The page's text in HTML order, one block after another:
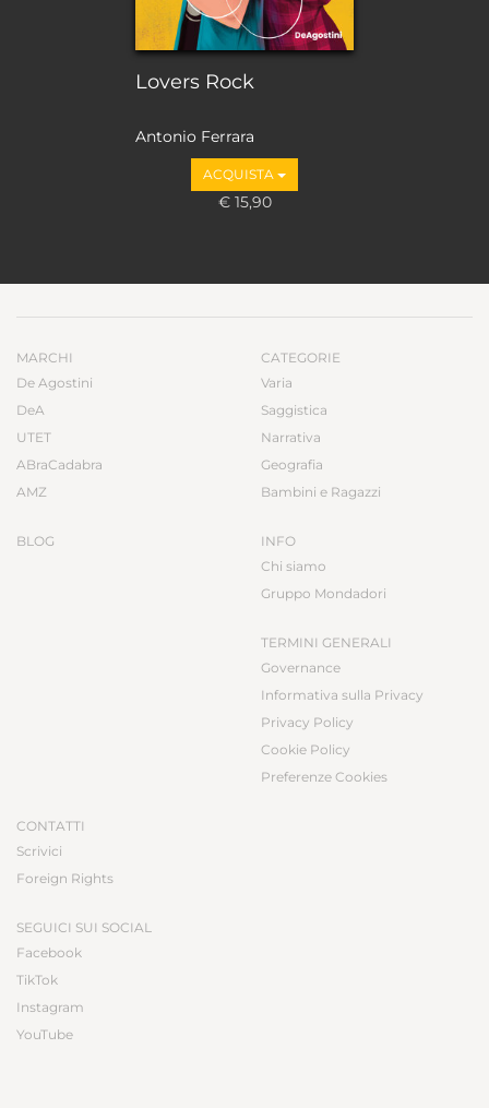
Lovers Rock
Antonio Ferrara
ACQUISTA
€ 15,90
MARCHI
De Agostini
DeA
UTET
ABraCadabra
AMZ
BLOG
CATEGORIE
Varia
Saggistica
Narrativa
Geografia
Bambini e Ragazzi
INFO
Chi siamo
Gruppo Mondadori
TERMINI GENERALI
Governance
Informativa sulla Privacy
Privacy Policy
Cookie Policy
Preferenze Cookies
CONTATTI
Scrivici
Foreign Rights
SEGUICI SUI SOCIAL
Facebook
TikTok
Instagram
YouTube